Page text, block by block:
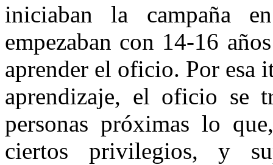
iniciaban la campaña
empezaban con 14-16
aprender el oficio. Por esa
aprendizaje, el oficio se
personas próximas lo
ciertos privilegios, y